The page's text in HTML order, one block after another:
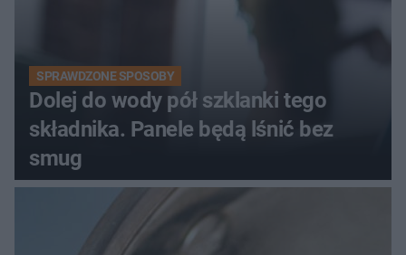
SPRAWDZONE SPOSOBY
Dolej do wody pół szklanki tego
składnika. Panele będą lśnić bez
smug